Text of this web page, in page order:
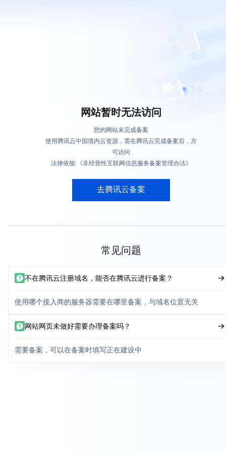
网站暂时无法访问
您的网站未完成备案
使用腾讯云中国境内云资源，需在腾讯云完成备案后，方
可访问
法律依据:《非经营性互联网信息服务备案管理办法》
去腾讯云备案
常见问题
不在腾讯云注册域名，能否在腾讯云进行备案？
使用哪个接入商的服务器需要在哪里备案，与域名位置无关
网站网页未做好需要办理备案吗？
需要备案，可以在备案时填写正在建设中